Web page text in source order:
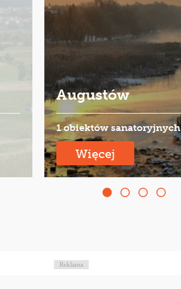
Augustów
1 obiektów sanatoryjnych
Więcej
Reklama